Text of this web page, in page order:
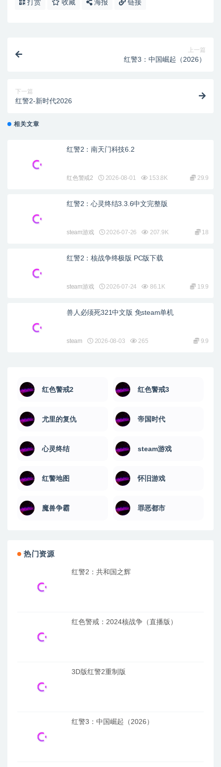
打赏 收藏 海报 链接
上一篇
红警3：中国崛起（2026）
下一篇
红警2-新时代2026
相关文章
红警2：南天门科技6.2
红色警戒2 2026-08-01 153.8K 29.9
红警2：心灵终结3.3.6中文完整版
steam游戏 2026-07-26 207.9K 18
红警2：核战争终极版 PC版下载
steam游戏 2026-07-24 86.1K 19.9
兽人必须死321中文版 免steam单机
steam 2026-08-03 265 9.9
红色警戒2 红色警戒3
尤里的复仇 帝国时代
心灵终结 steam游戏
红警地图 怀旧游戏
魔兽争霸 罪恶都市
热门资源
红警2：共和国之辉
红色警戒：2024核战争（直播版）
3D版红警2重制版
红警3：中国崛起（2026）